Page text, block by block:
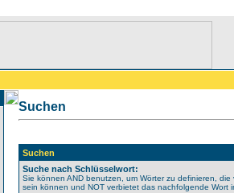
Suchen
Suchen
Suche nach Schlüsselwort:
Sie können AND benutzen, um Wörter zu definieren,
sein können und NOT verbietet das nachfolgende Wort